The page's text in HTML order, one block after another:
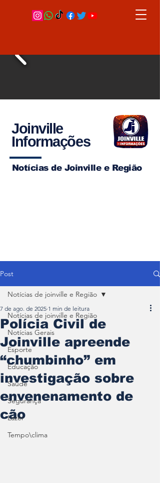
Joinville
Informações
Notícias de Joinville e Região
Post
Notícias de joinville e Região
Notícias Gerais
Esporte
Educação
Saúde
Segurança
Lazer
Tempo\clima
Notícias de joinville e Região
Polícia Civil de
Joinville apreende
“chumbinho” em
investigação sobre
envenenamento de
cão
7 de ago. de 2025 1 min de leitura